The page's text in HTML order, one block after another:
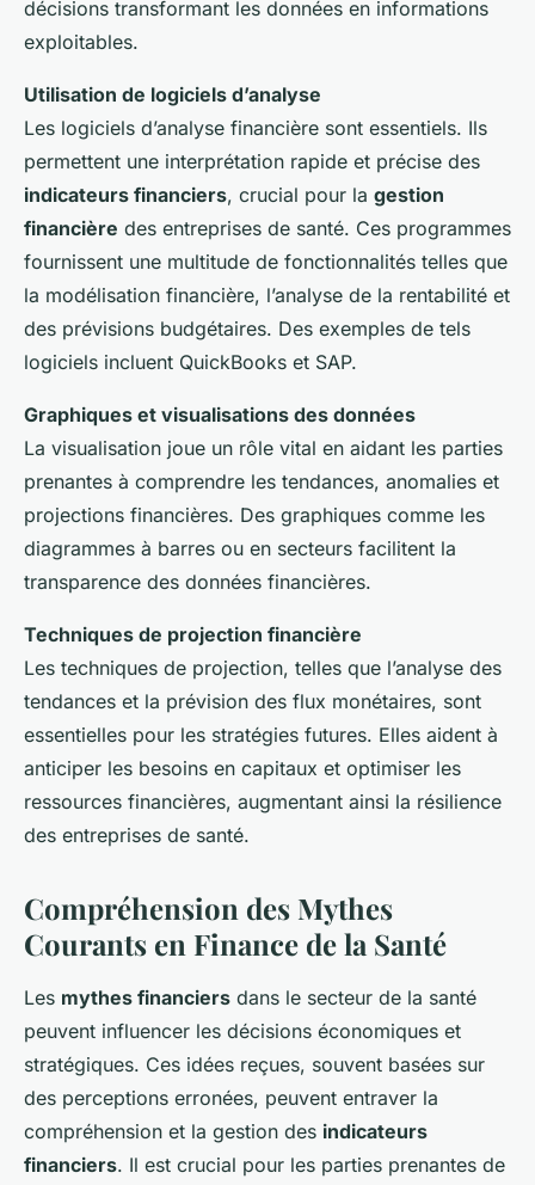
décisions transformant les données en informations
exploitables.
Utilisation de logiciels d’analyse
Les logiciels d’analyse financière sont essentiels. Ils
permettent une interprétation rapide et précise des
indicateurs financiers, crucial pour la gestion
financière des entreprises de santé. Ces programmes
fournissent une multitude de fonctionnalités telles que
la modélisation financière, l’analyse de la rentabilité et
des prévisions budgétaires. Des exemples de tels
logiciels incluent QuickBooks et SAP.
Graphiques et visualisations des données
La visualisation joue un rôle vital en aidant les parties
prenantes à comprendre les tendances, anomalies et
projections financières. Des graphiques comme les
diagrammes à barres ou en secteurs facilitent la
transparence des données financières.
Techniques de projection financière
Les techniques de projection, telles que l’analyse des
tendances et la prévision des flux monétaires, sont
essentielles pour les stratégies futures. Elles aident à
anticiper les besoins en capitaux et optimiser les
ressources financières, augmentant ainsi la résilience
des entreprises de santé.
Compréhension des Mythes
Courants en Finance de la Santé
Les mythes financiers dans le secteur de la santé
peuvent influencer les décisions économiques et
stratégiques. Ces idées reçues, souvent basées sur
des perceptions erronées, peuvent entraver la
compréhension et la gestion des indicateurs
financiers. Il est crucial pour les parties prenantes de